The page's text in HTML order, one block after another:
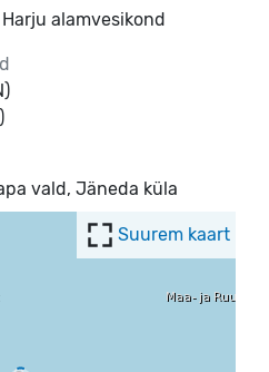
alamvesikond
vald, Jäneda küla
Suurem kaart